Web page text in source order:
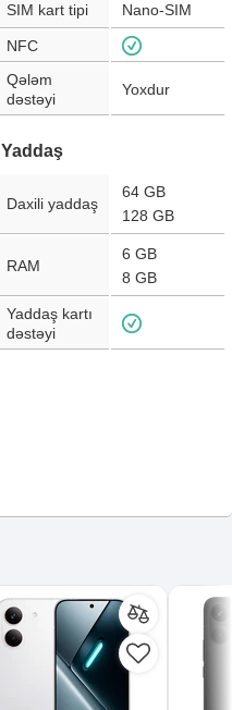
SIM kart tipi Nano-SIM
NFC
Qələm
dəstəyi
Yoxdur
Yaddaş
Daxili yaddaş
64 GB
128 GB
RAM
6 GB
8 GB
Yaddaş kartı
dəstəyi